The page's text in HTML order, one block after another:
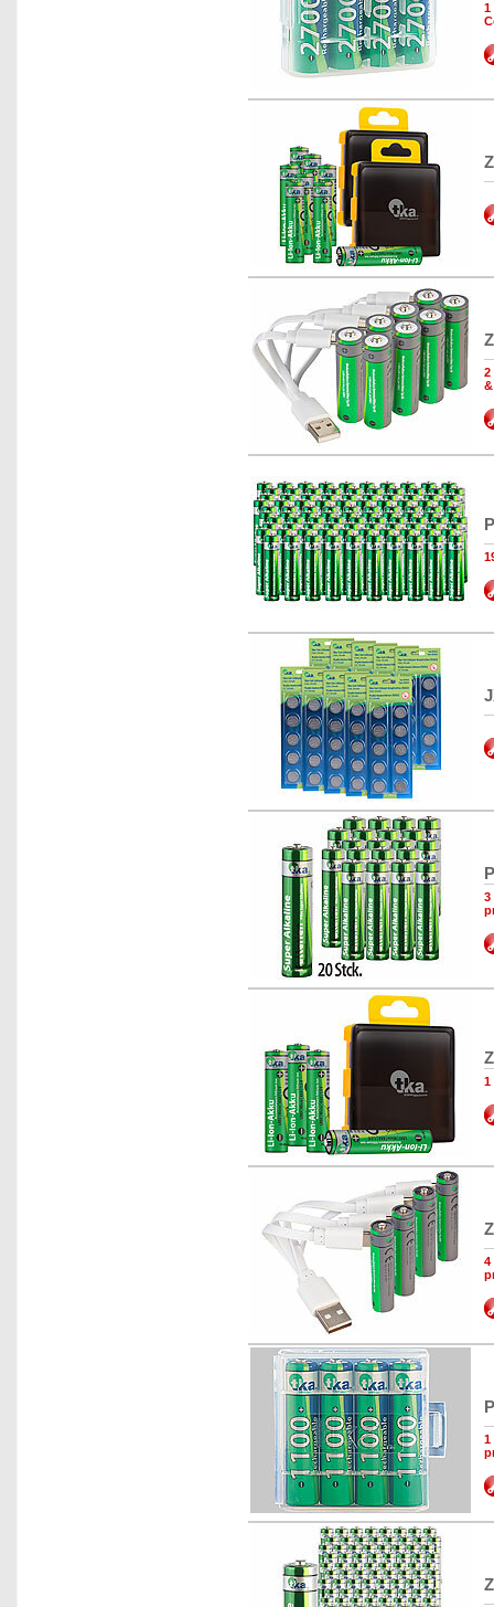
1
2
3
1
4
1